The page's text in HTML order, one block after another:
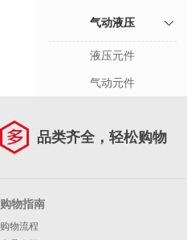
气动液压
液压元件
气动元件
品类齐全，轻松购物
购物指南
购物流程